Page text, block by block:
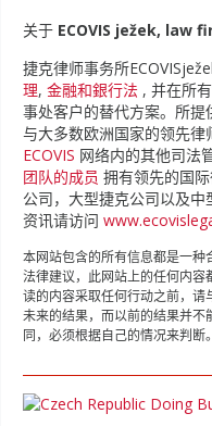
关于 ECOVIS ježek, law
捷克律师事务所
理, 金融和銀行法 , 并在所
事处客户的替代方案。所
与大多数欧洲国家的领先
ECOVIS 网络内的其他司法
团队的成员 拥有领先的国
公司，大型捷克公司以及
资讯请访问
本网站包含的所有信息都是一
法律建议，此网站上的任何内容
读的内容采取任何行动之前，
未来的结果，而以前的结果并
同，必须根据自己的情况来判断。